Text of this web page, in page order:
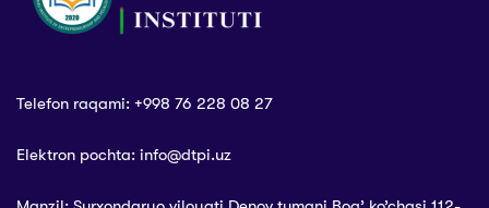
Telefon raqami: +998 76 228 08 27
Elektron pochta: info@dtpi.uz